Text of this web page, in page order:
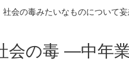
会の毒みたいなものについて
会の毒 ―中年